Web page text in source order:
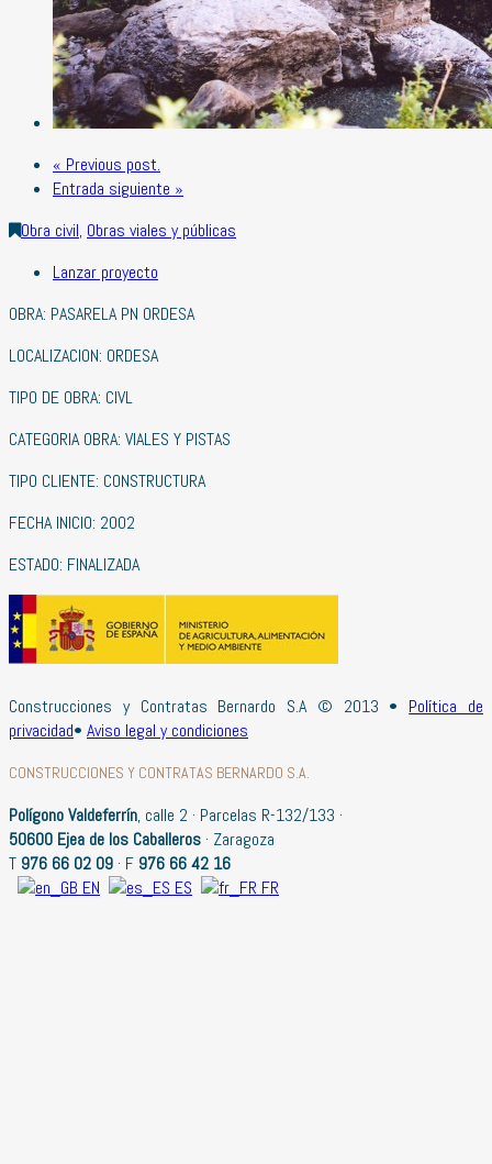
« Previous post.
Entrada siguiente »
Obra civil, Obras viales y públicas
Lanzar proyecto
OBRA: PASARELA PN ORDESA
LOCALIZACION: ORDESA
TIPO DE OBRA: CIVL
CATEGORIA OBRA: VIALES Y PISTAS
TIPO CLIENTE: CONSTRUCTURA
FECHA INICIO: 2002
ESTADO: FINALIZADA
Construcciones y Contratas Bernardo S.A © 2013 • Política de
privacidad• Aviso legal y condiciones
CONSTRUCCIONES Y CONTRATAS BERNARDO S.A.
Polígono Valdeferrín, calle 2 · Parcelas R-132/133 ·
50600 Ejea de los Caballeros · Zaragoza
T 976 66 02 09 · F 976 66 42 16
EN
ES FR